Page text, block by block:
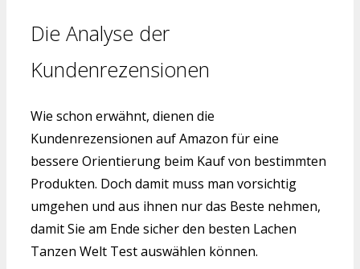
Die Analyse der
Kundenrezensionen
Wie schon erwähnt, dienen die
Kundenrezensionen auf Amazon für eine
bessere Orientierung beim Kauf von bestimmten
Produkten. Doch damit muss man vorsichtig
umgehen und aus ihnen nur das Beste nehmen,
damit Sie am Ende sicher den besten Lachen
Tanzen Welt Test auswählen können.